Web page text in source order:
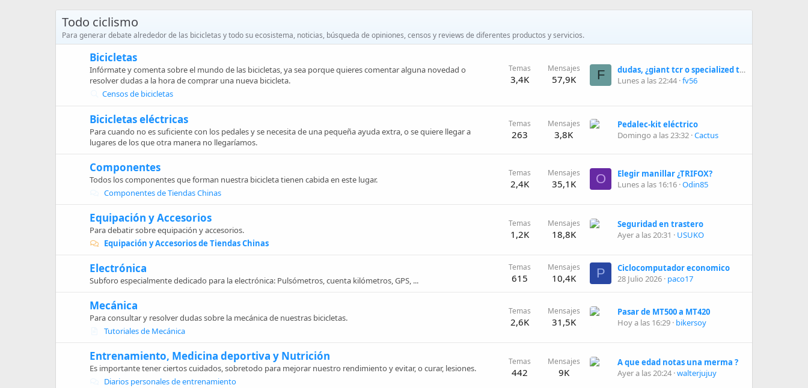
Todo ciclismo
Para generar debate alrededor de las bicicletas y todo su ecosistema, noticias, búsqueda de opiniones, censos y reviews de diferentes productos y servicios.
Bicicletas
Infórmate y comenta sobre el mundo de las bicicletas, ya sea porque quieres comentar alguna novedad o
resolver dudas a la hora de comprar una nueva bicicleta.
Censos de bicicletas
Temas
3,4K
Mensajes
57,9K F
dudas, ¿giant tcr o specialized tamrac?
Lunes a las 22:44 fv56
Bicicletas eléctricas
Para cuando no es suficiente con los pedales y se necesita de una pequeña ayuda extra, o se quiere llegar a
lugares de los que otra manera no llegaríamos.
Temas
263
Mensajes
3,8K
Pedalec-kit eléctrico
Domingo a las 23:32 Cactus
Componentes
Todos los componentes que forman nuestra bicicleta tienen cabida en este lugar.
Componentes de Tiendas Chinas
Temas
2,4K
Mensajes
35,1K O
Elegir manillar ¿TRIFOX?
Lunes a las 16:16 Odin85
Equipación y Accesorios
Para debatir sobre equipación y accesorios.
Equipación y Accesorios de Tiendas Chinas
Temas
1,2K
Mensajes
18,8K
Seguridad en trastero
Ayer a las 20:31
USUKO
Electrónica
Subforo especialmente dedicado para la electrónica: Pulsómetros, cuenta kilómetros, GPS, ...
Temas
615
Mensajes
10,4K P
Ciclocomputador economico
28 Julio 2026 paco17
Mecánica
Para consultar y resolver dudas sobre la mecánica de nuestras bicicletas.
Tutoriales de Mecánica
Temas
2,6K
Mensajes
31,5K
Pasar de MT500 a MT420
Hoy a las 16:29 bikersoy
Entrenamiento, Medicina deportiva y Nutrición
Es importante tener ciertos cuidados, sobretodo para mejorar nuestro rendimiento y evitar, o curar, lesiones.
Diarios personales de entrenamiento
Temas
442
Mensajes
9K
A que edad notas una merma ?
Ayer a las 20:24 walterjujuy